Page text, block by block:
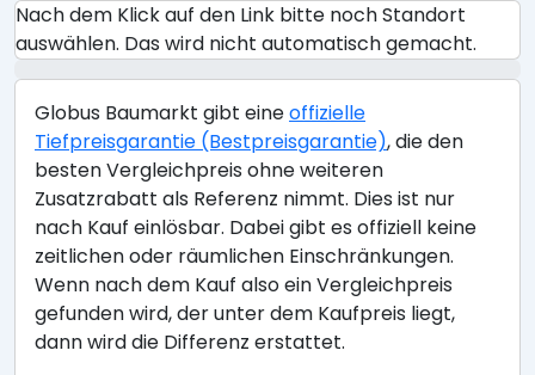
Nach dem Klick auf den Link bitte noch Standort
auswählen. Das wird nicht automatisch gemacht.
Globus Baumarkt gibt eineoffizielle
Tiefpreisgarantie (Bestpreisgarantie), die den
besten Vergleichpreis ohne weiteren
Zusatzrabatt als Referenz nimmt. Dies ist nur
nach Kauf einlösbar. Dabei gibt es offiziell keine
zeitlichen oder räumlichen Einschränkungen.
Wenn nach dem Kauf also ein Vergleichpreis
gefunden wird, der unter dem Kaufpreis liegt,
dann wird die Differenz erstattet.